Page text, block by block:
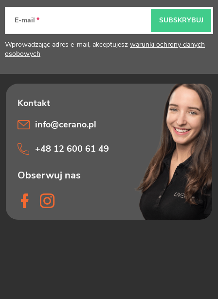
k
a
E-mail
Wprowadzając adres e-mail, akceptujesz warunki ochrony danych
osobowych
SUBSKRYBUJ
info@cerano.pl
+48 12 600 61 49